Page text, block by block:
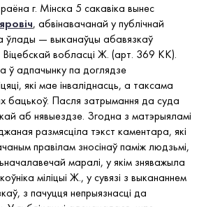
г. Мінска 5 сакавіка вынес
, абвінавачанай у публічнай
ўлады — выканаўцы абавязкаў
вобласці Ж. (арт. 369 КК).
ў адпачынку па доглядзе
які мае інваліднасць, а таксама
бацькоў. Пасля затрымання да суда
аб нявыездзе. Згодна з матэрыяламі
размясціла тэкст каментара, які
правілам зносінаў паміж людзьмі,
маралі, у якім зняважыла
міліцыі Ж., у сувязі з выкананнем
з пачуцця непрыязнасці да